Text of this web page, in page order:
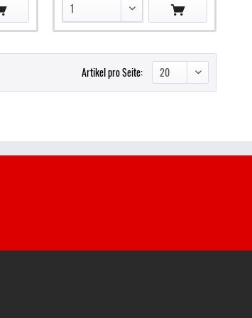
Artikel pro Seite: